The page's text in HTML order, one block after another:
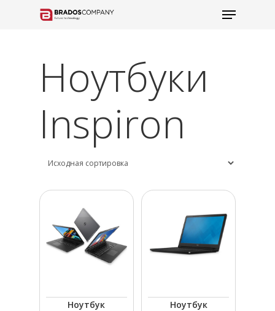
Ноутбуки
Inspiron
Ноутбук
Ноутбук